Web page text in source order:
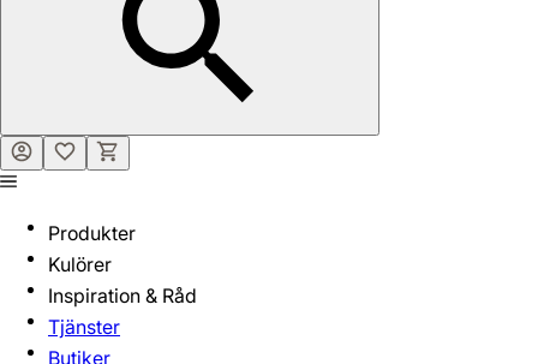
Produkter
Kulörer
Inspiration & Råd
Tjänster
Butiker